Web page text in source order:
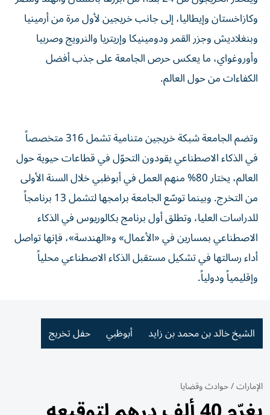
وكازاخستان وإيطاليا، إلى جانب خريجين لأول مرة من أرمينيا
وبنغلاديش وجزر القمر ودومينيكا وإريتريا والنرويج وصربيا
وأوروغواي، ما يعكس حرص الجامعة على جذب أفضل
الكفاءات من حول العالم.
وتضم الجامعة شبكة خريجين متنامية تشمل 316 متخصصاً
في الذكاء الاصطناعي يقودون التحوّل في قطاعات حيوية حول
العالم، يختار 80% منهم العمل في أبوظبي خلال السنة الأولى
من التخرج. وبينما توسّع الجامعة برامجها لتشمل 13 برنامجاً
للدراسات العليا، وتطلق أول برنامج بكالوريوس في الذكاء
الاصطناعي بمسارين في «الأعمال» و«الهندسة»، فإنها تواصل
أداء رسالتها في تشكيل مستقبل الذكاء الاصطناعي محلياً
وإقليمياً ودولياً.
الشيخ خالد بن محمد بن زايد أبوظبي حفل تخريج
الإمارات/حوادث وقضايا